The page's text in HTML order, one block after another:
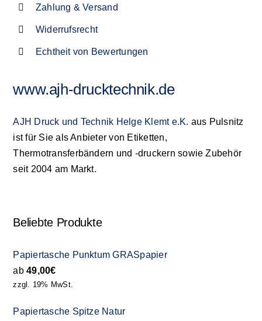
Zahlung & Versand
Widerrufsrecht
Echtheit von Bewertungen
www.ajh-drucktechnik.de
AJH Druck und Technik Helge Klemt e.K. aus Pulsnitz
ist für Sie als Anbieter von Etiketten,
Thermotransferbändern und -druckern sowie Zubehör
seit 2004 am Markt.
Beliebte Produkte
Papiertasche Punktum GRASpapier
ab49,00€
zzgl. 19% MwSt.
Papiertasche Spitze Natur